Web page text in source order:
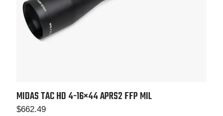
MIDAS TAC HD 4-16×44APRS2 FFP MIL
$662.49